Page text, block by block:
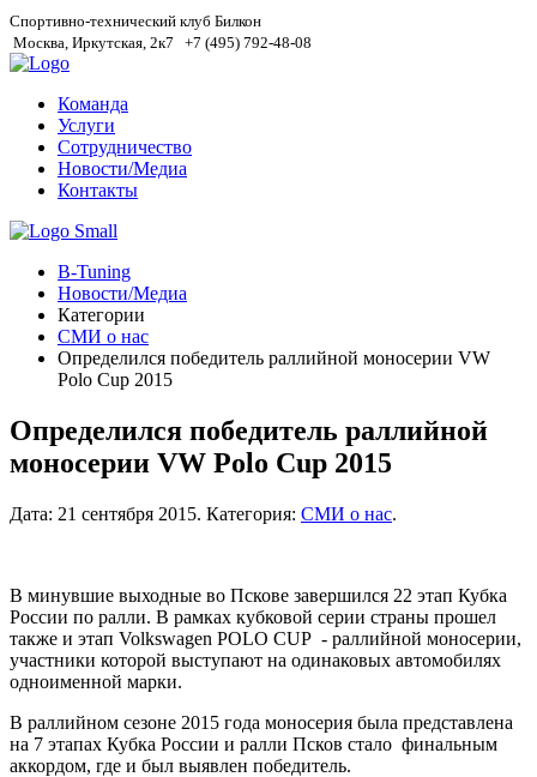
Спортивно-технический клуб Билкон
Москва, Иркутская, 2к7
+7 (495) 792-48-08
Команда
Услуги
Сотрудничество
Новости/Медиа
Контакты
B-Tuning
Новости/Медиа
Категории
СМИ о нас
Определился победитель раллийной моносерии VW
Polo Cup 2015
Определился победитель раллийной
моносерии VW Polo Cup 2015
Дата: 21 сентября 2015. Категория: СМИ о нас.
В минувшие выходные во Пскове завершился 22 этап Кубка
России по ралли. В рамках кубковой серии страны прошел
также и этап Volkswagen POLO CUP - раллийной моносерии,
участники которой выступают на одинаковых автомобилях
одноименной марки.
В раллийном сезоне 2015 года моносерия была представлена
на 7 этапах Кубка России и ралли Псков стало финальным
аккордом, где и был выявлен победитель.